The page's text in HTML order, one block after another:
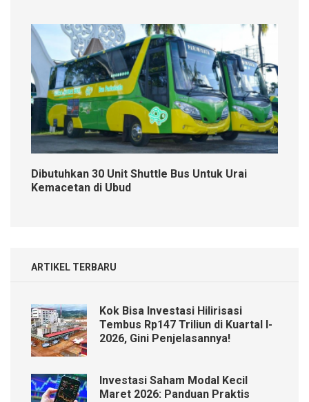
Dibutuhkan 30 Unit Shuttle Bus Untuk Urai
Kemacetan di Ubud
ARTIKEL TERBARU
Kok Bisa Investasi Hilirisasi
Tembus Rp147 Triliun di Kuartal I-
2026, Gini Penjelasannya!
Investasi Saham Modal Kecil
Maret 2026: Panduan Praktis